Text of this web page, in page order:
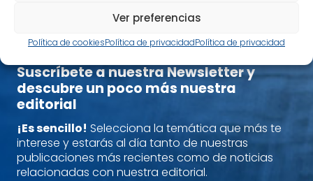
Ver preferencias
Política de cookiesPolítica de privacidadPolítica de privacidad
Lo siento, debes estarconectadopara publicar un
Suscríbete a nuestra Newsletter y
descubre un poco más nuestra
editorial
¡Es sencillo! Selecciona la temática que más te
interese y estarás al día tanto de nuestras
publicaciones más recientes como de noticias
relacionadas con nuestra editorial.